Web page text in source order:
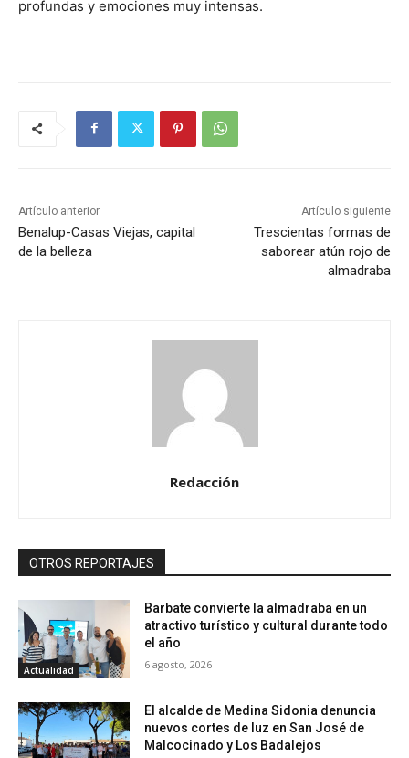
profundas y emociones muy intensas.
Artículo anterior
Benalup-Casas Viejas, capital
de la belleza
Artículo siguiente
Trescientas formas de
saborear atún rojo de
almadraba
Redacción
OTROS REPORTAJES
Actualidad
Barbate convierte la almadraba en un
atractivo turístico y cultural durante todo
el año
6 agosto, 2026
El alcalde de Medina Sidonia denuncia
nuevos cortes de luz en San José de
Malcocinado y Los Badalejos